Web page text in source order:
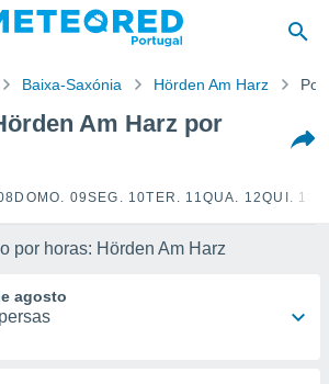
Baixa-Saxónia Hörden Am Harz Por
Am Harz por
DOMO. 09SEG. 10TER. 11QUA. 12QUI. 13
por horas: Hörden Am Harz
agosto